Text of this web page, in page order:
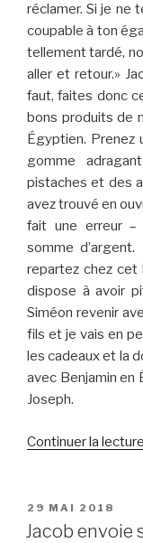
réclamer. Si je ne
coupable à ton
tellement tardé,
aller et retour.»
faut, faites donc
bons produits de
Égyptien. Prenez
gomme
pistaches et des
avez trouvé en
fait une erreur –
somme
repartez chez cet
dispose à avoir
Siméon revenir
fils et je vais en
les cadeaux et la
avec Benjamin
Joseph.
Continuer la lecture
PUBLIÉ
LE
29 MAI 2018
Jacob envoie